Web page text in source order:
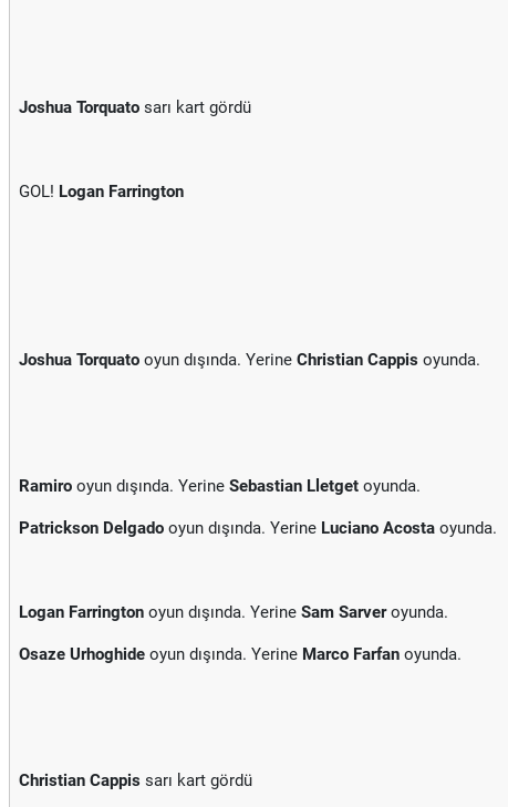
Joshua Torquato sarı kart gördü
GOL! Logan Farrington
Joshua Torquato oyun dışında. Yerine Christian Cappis oyunda.
Ramiro oyun dışında. Yerine Sebastian Lletget oyunda.
Patrickson Delgado oyun dışında. Yerine Luciano Acosta oyunda.
Logan Farrington oyun dışında. Yerine Sam Sarveroyunda.
Osaze Urhoghide oyun dışında. Yerine Marco Farfan oyunda.
Christian Cappis sarı kart gördü